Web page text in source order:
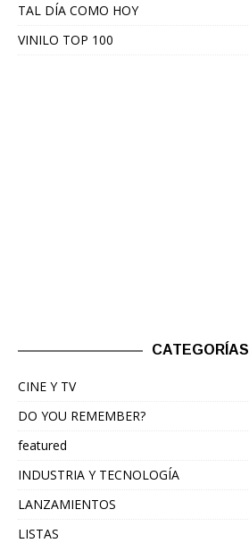
TAL DÍA COMO HOY
VINILO TOP 100
CATEGORÍAS
CINE Y TV
DO YOU REMEMBER?
featured
INDUSTRIA Y TECNOLOGÍA
LANZAMIENTOS
LISTAS